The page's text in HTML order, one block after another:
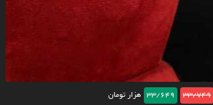
33/749
33/649 هزار تومان